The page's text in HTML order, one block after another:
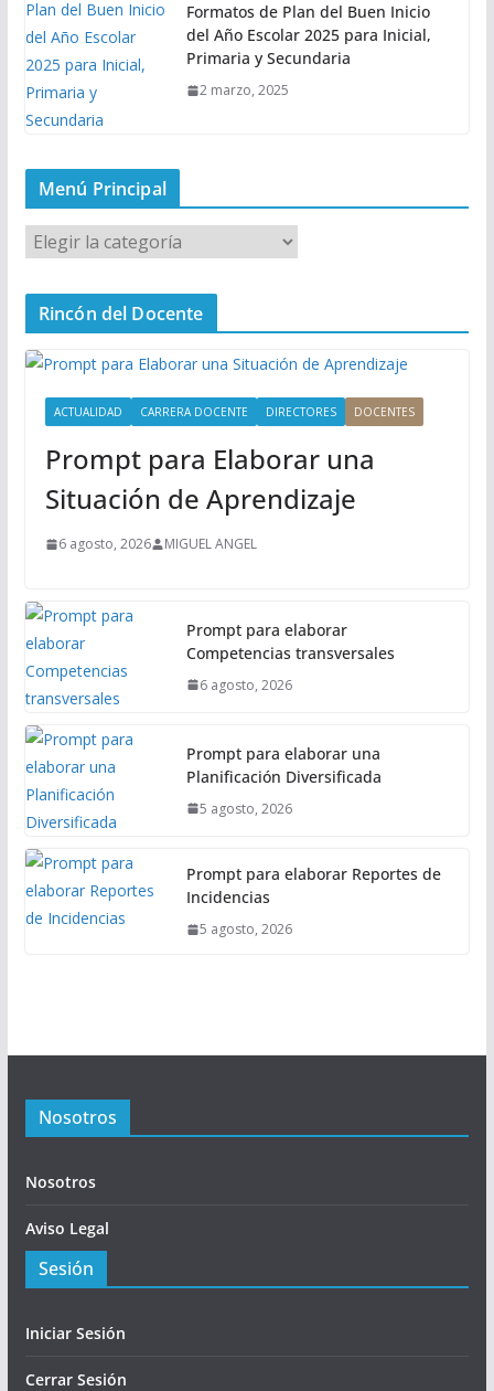
Formatos de Plan del Buen Inicio
del Año Escolar 2025 para Inicial,
Primaria y Secundaria
2 marzo, 2025
Menú Principal
M
e
n
P
Rincón del Docente
ACTUALIDAD CARRERA DOCENTE DIRECTORES DOCENTES
Prompt para Elaborar una
Situación de Aprendizaje
6 agosto, 2026 MIGUEL ANGEL
Prompt para elaborar
Competencias transversales
6 agosto, 2026
Prompt para elaborar una
Planificación Diversificada
5 agosto, 2026
Prompt para elaborar Reportes de
Incidencias
5 agosto, 2026
Nosotros
Nosotros
Aviso Legal
Sesión
Iniciar Sesión
Cerrar Sesión